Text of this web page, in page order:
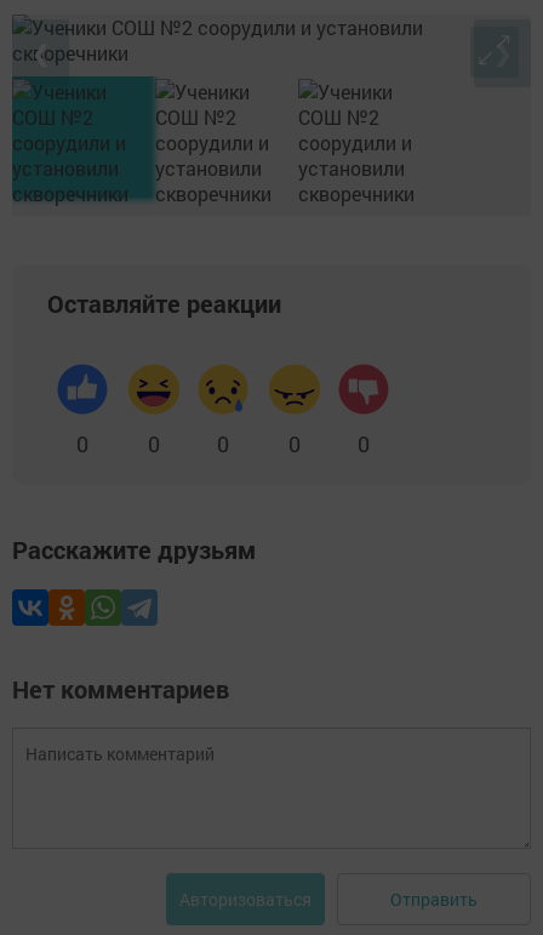
❮ ❯
Оставляйте реакции
0 0 0 0 0
Расскажите друзьям
Нет комментариев
Авторизоваться Отправить